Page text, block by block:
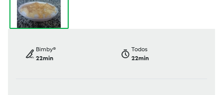
Bimby®
22min
Todos
22min